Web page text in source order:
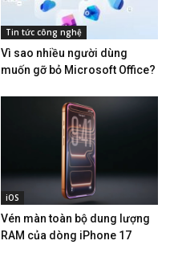
Tin tức công nghệ
Vì sao nhiều người dùng
muốn gỡ bỏ Microsoft Office?
iOS
Vén màn toàn bộ dung lượng
RAM của dòng iPhone 17